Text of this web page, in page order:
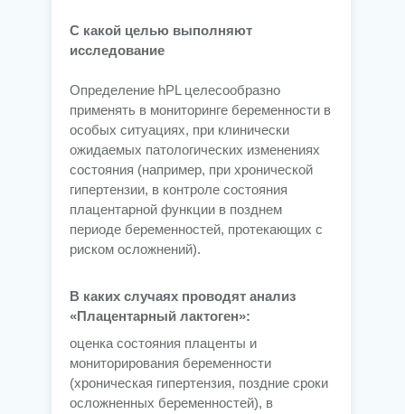
С какой целью выполняют
исследование
Определение hPL целесообразно
применять в мониторинге беременности в
особых ситуациях, при клинически
ожидаемых патологических изменениях
состояния (например, при хронической
гипертензии, в контроле состояния
плацентарной функции в позднем
периоде беременностей, протекающих с
риском осложнений).
В каких случаях проводят анализ
«Плацентарный лактоген»:
оценка состояния плаценты и
мониторирования беременности
(хроническая гипертензия, поздние сроки
осложненных беременностей), в